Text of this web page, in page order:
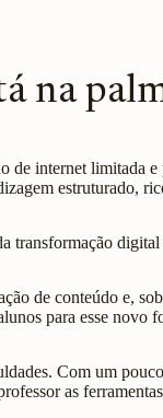
na
internet limitada
estruturado,
transformação
de conteúdo e,
para esse
Com um
as